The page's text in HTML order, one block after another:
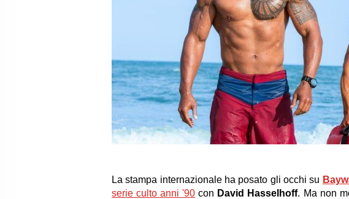
Universal Pictures
La stampa internazionale ha posato gli occhi su
serie culto anni '90 con David Hasselhoff. Ma non